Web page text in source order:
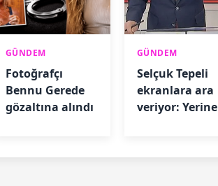
GÜNDEM
Fotoğrafçı
Bennu Gerede
gözaltına alındı
GÜNDEM
Selçuk Tepeli
ekranlara ara
veriyor: Yerine